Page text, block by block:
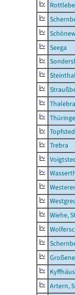
Seega
Thalebra
Trebra
Wiehe,
Artern,